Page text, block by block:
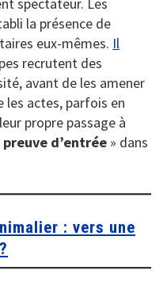
la présence de
eux-mêmes. Il
recrutent des
avant de les amener
les actes, parfois en
propre passage à
preuve d’entrée » dans
: vers une